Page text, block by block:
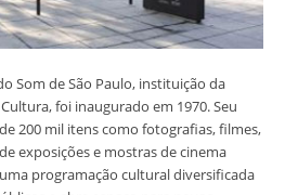
Som de São Paulo, instituição da
foi inaugurado em 1970. Seu
200 mil itens como fotografias, filmes,
exposições e mostras de cinema
programação cultural diversificada